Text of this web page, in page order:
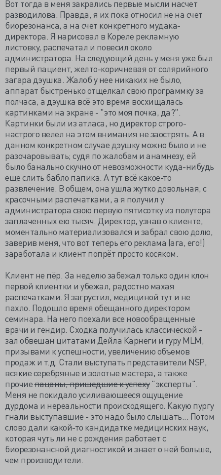
Вот тогда в меня закрались первые мысли насчет
разводилова. Правда, я их пока относил не на счет
биорезонанса, а на счет конкретного мудака-
директора. Я нарисовал в Кореле рекламную
листовку, распечатал и повесил около
администратора. На следующий день у меня уже был
первый пациент, желто-коричневая от солярийного
загара дэушка. Жалоб у нее никаких не было,
аппарат быстренько отщелкал свою программку за
полчаса, а дэушка всё это время восхищалась
картинками на экране - "это моя почка, да?".
Картинки были из атласа, но директор строго-
настрого велел на этом внимания не заострять. А в
данном конкретном случае дэушку можно было и не
разочаровывать; судя по жалобам и анамнезу, ей
было банально скучно от невозможности куда-нибудь
еще слить бабло папика. А тут всё какое-то
развлечение. В общем, она ушла жутко довольная, с
красочными распечатками, а я получил у
администратора свою первую пятисотку из полутора
заплаченных ею тысяч. Директор, узнав о клиенте,
моментально материализовался и забрал свою долю,
заверив меня, что вот теперь его реклама (ага, его!)
заработала и клиент попрёт просто косяком.
Клиент не пёр. За неделю забежал только один клон
первой клиентки и убежал, радостно махая
распечатками. Я загрустил, медициной тут и не
пахло. Подошло время обещанного директором
семинара. На него поехали все новообращенные
врачи и гендир. Сходка получилась классической -
зал обвешан цитатами Дейла Карнеги и гуру MLM,
призывами к успешности, увеличению объемов
продаж и т.д. Стали выступать представители NSP,
всякие серебряные и золотые мастера, а также
прочиепацаны, пришедшие к успеху"эксперты".
Меня не покидало усиливающееся ощущение
дурдома и нереальности происходящего. Какую пургу
гнали выступавшие - это надо было слышать... Потом
слово дали какой-то кандидатке медицинских наук,
которая чуть ли не с рождения работает с
биорезонансной диагностикой и знает о ней больше,
чем производители.